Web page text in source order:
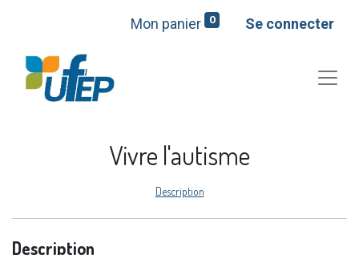
Mon panier 0 Se connecter
Vivre l'autisme
Description
Description